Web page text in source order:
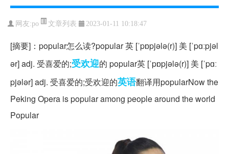
网友:po 文章列表 2023-01-11 10:18:47
[摘要]：popular怎么读?popular 英 [ˈpɒpjələ(r)] 美 [ˈpɑːpjəl
ər] adj. 受喜爱的;受欢迎的 popular英 [ˈpɒpjələ(r)] 美 [ˈpɑː
pjələr] adj. 受喜爱的;受欢迎的英语翻译用popularNow the
Peking Opera is popular among people around the world
Popular